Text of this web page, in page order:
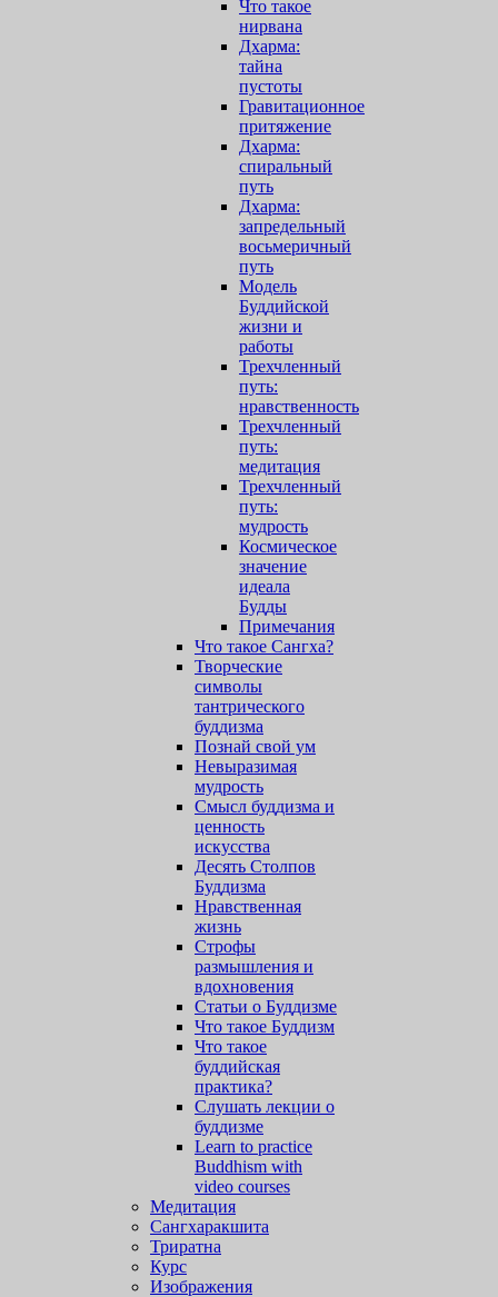
Что такое
нирвана
Дхарма:
тайна
пустоты
Гравитационное
притяжение
Дхарма:
спиральный
путь
Дхарма:
запредельный
восьмеричный
путь
Модель
Буддийской
жизни и
работы
Трехчленный
путь:
нравственность
Трехчленный
путь:
медитация
Трехчленный
путь:
мудрость
Космическое
значение
идеала
Будды
Примечания
Что такое Сангха?
Творческие
символы
тантрического
буддизма
Познай свой ум
Невыразимая
мудрость
Смысл буддизма и
ценность
искусства
Десять Столпов
Буддизма
Нравственная
жизнь
Строфы
размышления и
вдохновения
Статьи о Буддизме
Что такое Буддизм
Что такое
буддийская
практика?
Слушать лекции о
буддизме
Learn to practice
Buddhism with
video courses
Медитация
Сангхаракшита
Триратна
Курс
Изображения